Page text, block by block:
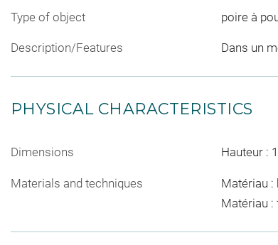
Type of object poire à
Description/Features Dans un
PHYSICAL CHARACTERISTICS
Dimensions Hauteur :
Materials and techniques
Matériau :
Matériau :